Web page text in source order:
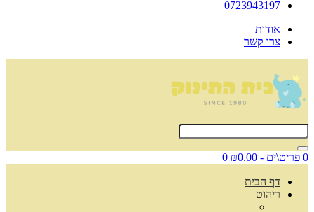
0723943197
אודות
צרו קשר
0 פריט\ים - ₪0.00 0
דף הבית
ריהוט